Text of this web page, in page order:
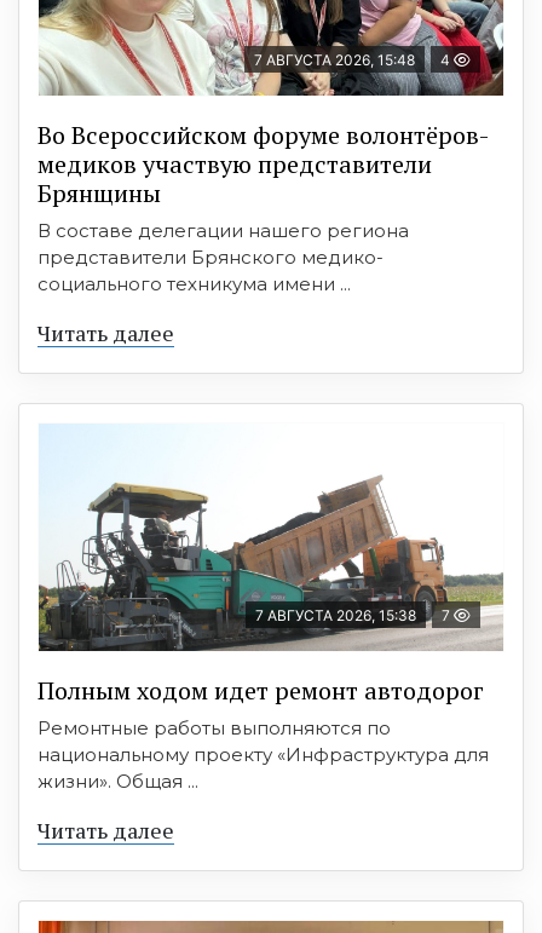
7 АВГУСТА 2026, 15:48 4
Во Всероссийском форуме волонтёров-
медиков участвую представители
Брянщины
В составе делегации нашего региона
представители Брянского медико-
социального техникума имени ...
Читать далее
7 АВГУСТА 2026, 15:38 7
Полным ходом идет ремонт автодорог
Ремонтные работы выполняются по
национальному проекту «Инфраструктура для
жизни». Общая ...
Читать далее